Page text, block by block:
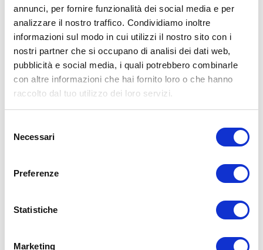
annunci, per fornire funzionalità dei social media e per
analizzare il nostro traffico. Condividiamo inoltre
informazioni sul modo in cui utilizzi il nostro sito con i
nostri partner che si occupano di analisi dei dati web,
pubblicità e social media, i quali potrebbero combinarle
con altre informazioni che hai fornito loro o che hanno
raccolto dal tuo utilizzo dei loro servizi.
delNecessari
Preferenze
Statistiche
Marketing
adatte al proprio livello di forma. Consultare il proprio medico di
fiducia prima di intraprendere qualsiasi forma di attività fisica o
regime alimentare.
Condividi:
Facebook
Commento*